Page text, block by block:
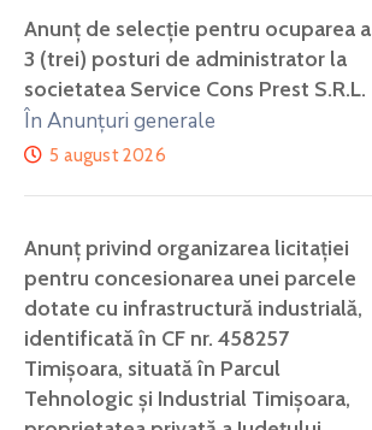
Anunţ de selecţie pentru ocuparea a
3 (trei) posturi de administrator la
societatea Service Cons Prest S.R.L.
În Anunțuri generale
5 august 2026
Anunț privind organizarea licitației
pentru concesionarea unei parcele
dotate cu infrastructură industrială,
identificată în CF nr. 458257
Timișoara, situată în Parcul
Tehnologic și Industrial Timișoara,